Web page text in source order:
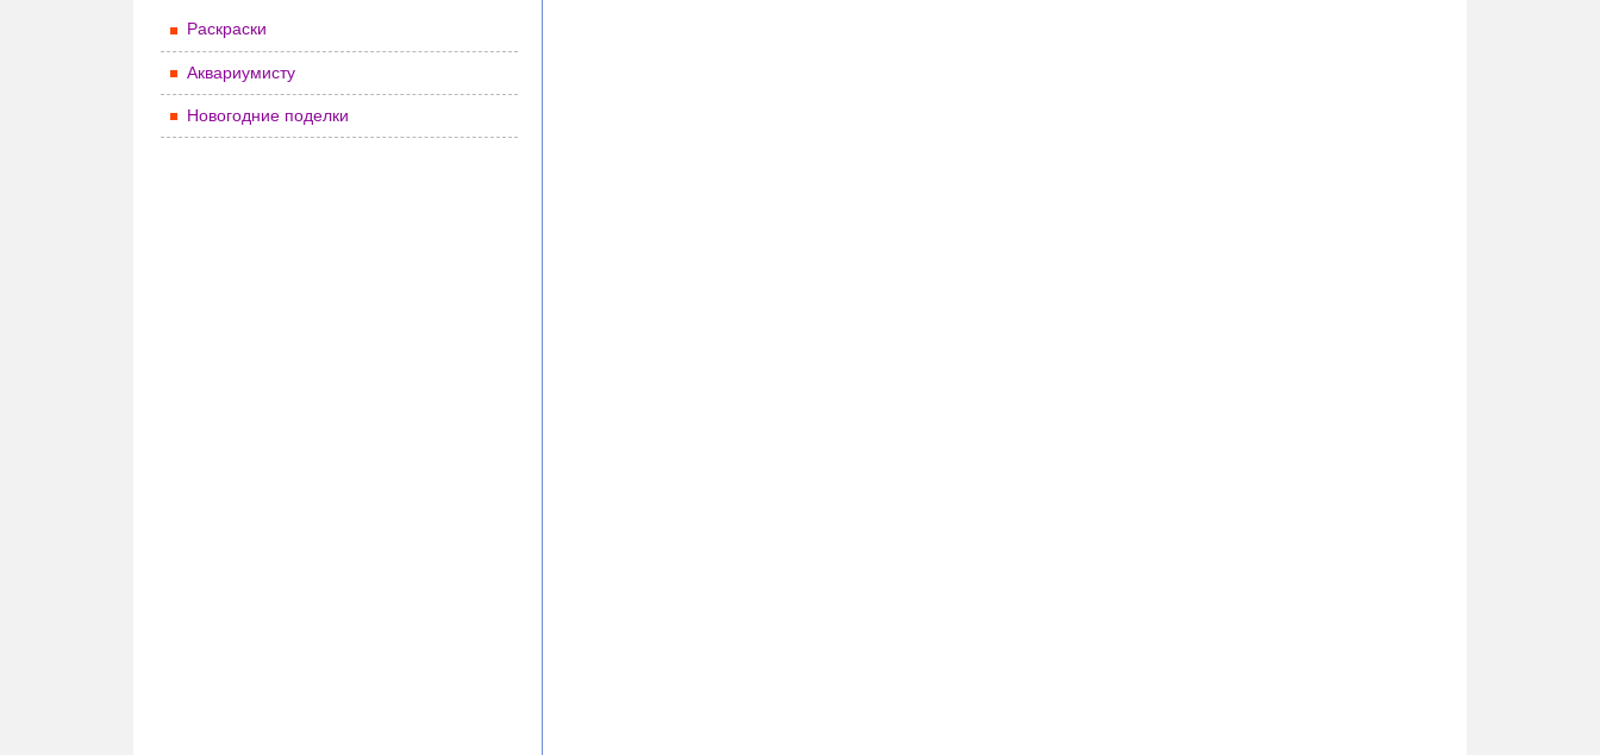
Раскраски
Аквариумисту
Новогодние поделки